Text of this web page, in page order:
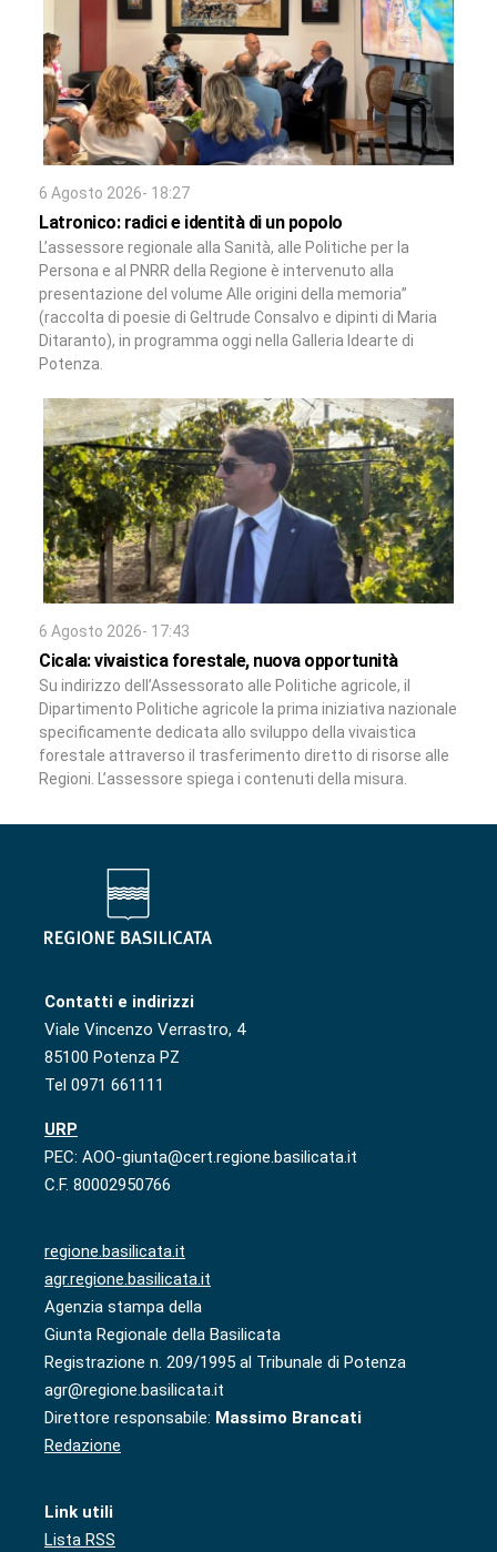
6 Agosto 2026- 18:27
Latronico: radici e identità di un popolo
L’assessore regionale alla Sanità, alle Politiche per la
Persona e al PNRR della Regione è intervenuto alla
presentazione del volume Alle origini della memoria”
(raccolta di poesie di Geltrude Consalvo e dipinti di Maria
Ditaranto), in programma oggi nella Galleria Idearte di
Potenza.
6 Agosto 2026- 17:43
Cicala: vivaistica forestale, nuova opportunità
Su indirizzo dell’Assessorato alle Politiche agricole, il
Dipartimento Politiche agricole la prima iniziativa nazionale
specificamente dedicata allo sviluppo della vivaistica
forestale attraverso il trasferimento diretto di risorse alle
Regioni. L’assessore spiega i contenuti della misura.
Contatti e indirizzi
Viale Vincenzo Verrastro, 4
85100 Potenza PZ
Tel 0971 661111
URP
PEC: AOO-giunta@cert.regione.basilicata.it
C.F. 80002950766
regione.basilicata.it
agr.regione.basilicata.it
Agenzia stampa della
Giunta Regionale della Basilicata
Registrazione n. 209/1995 al Tribunale di Potenza
agr@regione.basilicata.it
Direttore responsabile: Massimo Brancati
Redazione
Link utili
Lista RSS